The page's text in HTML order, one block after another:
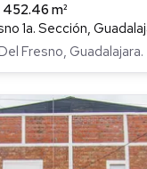
452.46 m²
1a. Sección,
Fresno, Guadalajara.